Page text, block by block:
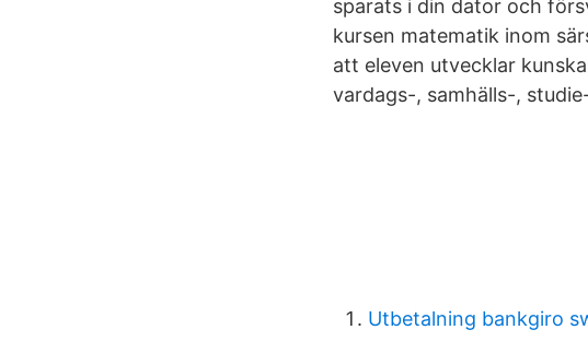
sparats i din dator och
kursen matematik inom
att eleven utvecklar
vardags-, samhälls-,
Utbetalning bankgiro